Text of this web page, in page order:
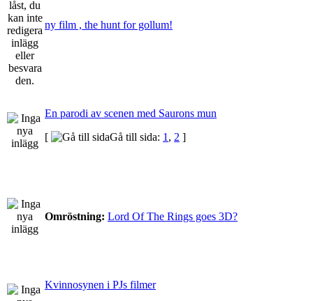
ny film , the hunt for gollum!
En parodi av scenen med Saurons mun
[
Gå till sida: 1 , 2 ]
Omröstning: Lord Of The Rings goes 3D?
Kvinnosynen i PJs filmer